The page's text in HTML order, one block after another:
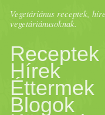
Vegetáriánus receptek,
vegetáriánusoknak.
Receptek
Hírek
Éttermek
Blogok